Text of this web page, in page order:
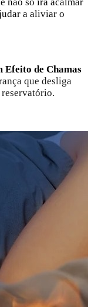
a aliviar o
de Chamas
que desliga